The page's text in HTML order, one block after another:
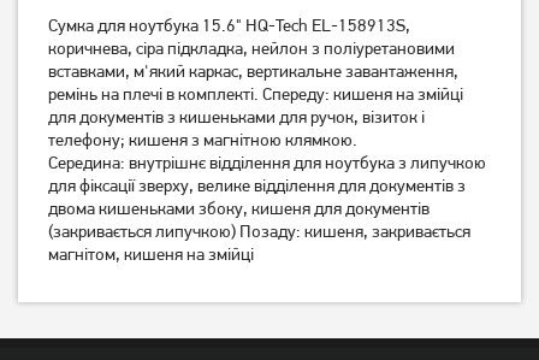
Сумка для ноутбука Grand-
X 15.6" Dark Grey (SB-139D)
629грн
Сумка для ноутбука Grand-
X 15.6" Grey (SB-139G)
629грн
Сумка для ноутбука 15.6" HQ-Tech EL-158913S,
коричнева, сіра підкладка, нейлон з поліуретановими
вставками, м'який каркас, вертикальне завантаження,
ремінь на плечі в комплекті. Спереду: кишеня на змійці
для документів з кишеньками для ручок, візиток і
телефону; кишеня з магнітною клямкою.
Середина: внутрішнє відділення для ноутбука з липучкою
для фіксації зверху, велике відділення для документів з
двома кишеньками збоку, кишеня для документів
(закривається липучкою) Позаду: кишеня, закривається
магнітом, кишеня на змійці